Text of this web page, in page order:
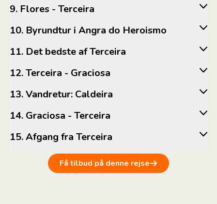
9. Flores - Terceira
10. Byrundtur i Angra do Heroismo
11. Det bedste af Terceira
12. Terceira - Graciosa
13. Vandretur: Caldeira
14. Graciosa - Terceira
15. Afgang fra Terceira
Få tilbud på denne rejse